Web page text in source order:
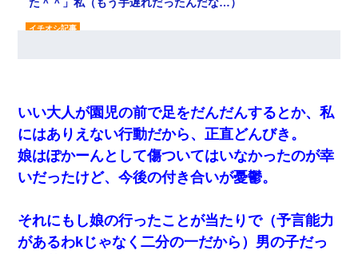
近所のお寺に住み込みで手伝いしてる知的障害のオッサン
がいた。ある日、オッサンが火かき棒を持って顔を真っ赤
にしながら走り回っていて…
に洗脳された弟が、大学進学のために一人暮らししたいと
言い出した。
いい大人が園児の前で足をだんだんするとか、私
にはありえない行動だから、正直どんびき。
娘はぽかーんとして傷ついてはいなかったのが幸
いだったけど、今後の付き合いが憂鬱。
それにもし娘の行ったことが当たりで（予言能力
があるわkじゃなく二分の一だから）男の子だっ